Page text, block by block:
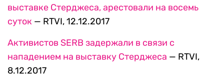
выставке Стерджеса, арестовали на восемь
суток — RTVI, 12.12.2017
Активистов SERB задержали в связи с
нападением на выставку Стерджеса — RTVI,
8.12.2017